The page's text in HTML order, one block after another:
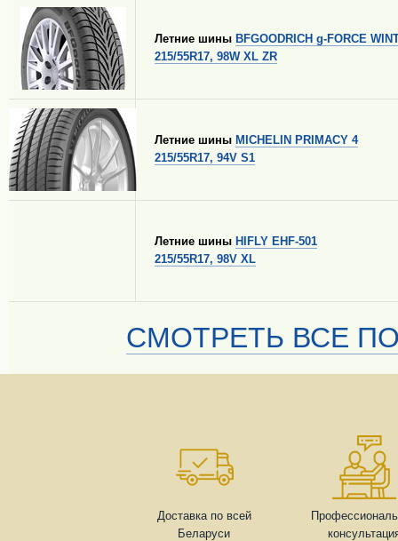
Летние шины BFGOODRICH g-FORCE
215/55R17, 98W XL ZR
Летние шины MICHELIN PRIMACY 4
215/55R17, 94V S1
Летние шины HIFLY EHF-501
215/55R17, 98V XL
СМОТРЕТЬ ВСЕ
Доставка по всей
Беларуси